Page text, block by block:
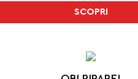
SCOPRI